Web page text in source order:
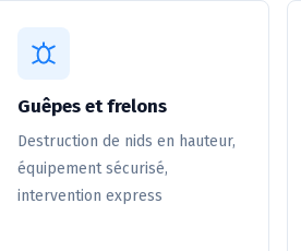
Guêpes et frelons
Destruction de nids en hauteur,
équipement sécurisé,
intervention express